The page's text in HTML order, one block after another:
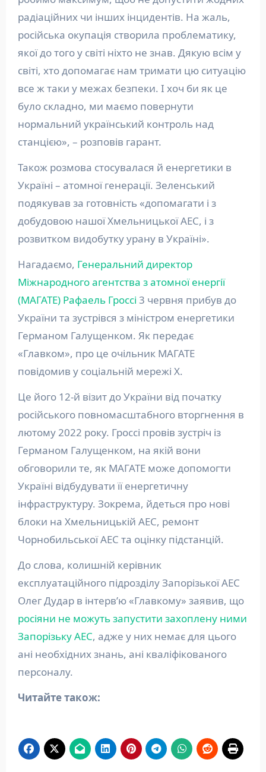
радіаційних чи інших інцидентів. На жаль,
російська окупація створила проблематику,
якої до того у світі ніхто не знав. Дякую всім у
світі, хто допомагає нам тримати цю ситуацію
все ж таки у межах безпеки. І хоч би як це
було складно, ми маємо повернути
нормальний український контроль над
станцією», – розповів гарант.
Також розмова стосувалася й енергетики в
Україні – атомної генерації. Зеленський
подякував за готовність «допомагати і з
добудовою нашої Хмельницької АЕС, і з
розвитком видобутку урану в Україні».
Нагадаємо, Генеральний директор
Міжнародного агентства з атомної енергії
(МАГАТЕ) Рафаель Гроссі 3 червня прибув до
України та зустрівся з міністром енергетики
Германом Галущенком. Як передає
«Главком», про це очільник МАГАТЕ
повідомив у соціальній мережі Х.
Це його 12-й візит до України від початку
російського повномасштабного вторгнення в
лютому 2022 року. Гроссі провів зустріч із
Германом Галущенком, на якій вони
обговорили те, як МАГАТЕ може допомогти
Україні відбудувати її енергетичну
інфраструктуру. Зокрема, йдеться про нові
блоки на Хмельницькій АЕС, ремонт
Чорнобильської АЕС та оцінку підстанцій.
До слова, колишній керівник
експлуатаційного підрозділу Запорізької АЕС
Олег Дудар в інтерв’ю «Главкому» заявив, що
росіяни не можуть запустити захоплену ними
Запорізьку АЕС, адже у них немає для цього
ані необхідних знань, ані кваліфікованого
персоналу.
Читайте також: